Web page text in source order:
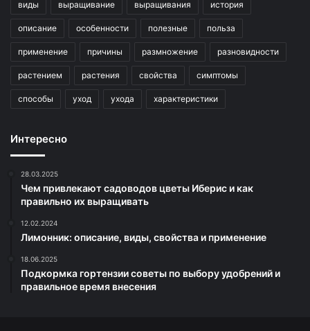
виды выращивание выращивания история
описание особенности полезные польза
применение причины размножение разновидности
растением растения свойства симптомы
способы уход ухода характеристики
Интересно
28.03.2025
Чем привлекают садоводов цветы Иберис и как
правильно их выращивать
12.02.2024
Лимонник: описание, виды, свойства и применение
18.06.2025
Подкормка гортензии советы по выбору удобрений и
правильное время внесения